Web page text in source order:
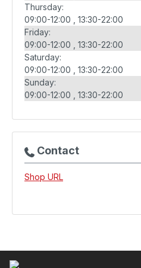
Thursday:
09:00-12:00
13:30-22:00
Friday:
09:00-12:00
13:30-22:00
Saturday:
09:00-12:00
13:30-22:00
Sunday:
09:00-12:00
13:30-22:00
Contact
Shop URL